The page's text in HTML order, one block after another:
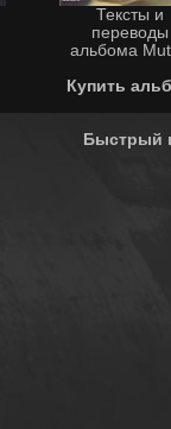
Тексты и
переводы
альбома
Купить
Быстрый